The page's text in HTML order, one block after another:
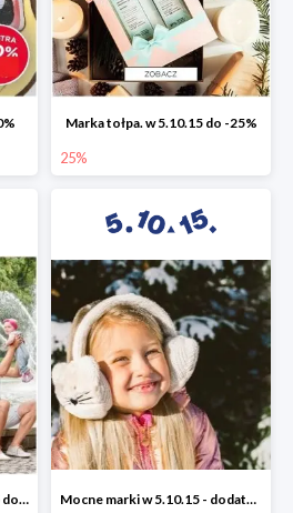
Marka tołpa. w 5.10.15 do -25%
25%
Marka Kinderkraft w 5.10.15 do -25% Mocne marki w 5.10.15 - dodatkowe -10% rabatu